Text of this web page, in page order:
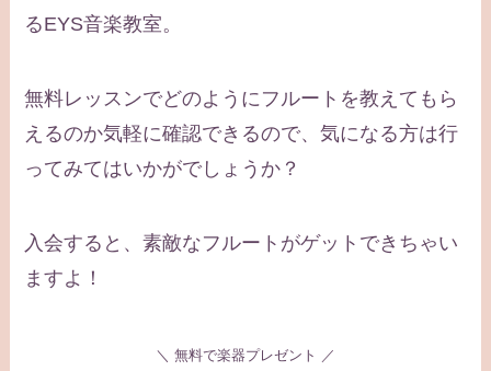
るEYS音楽教室。
無料レッスンでどのようにフルートを教えてもら
えるのか気軽に確認できるので、気になる方は行
ってみてはいかがでしょうか？
入会すると、素敵なフルートがゲットできちゃい
ますよ！
＼ 無料で楽器プレゼント ／